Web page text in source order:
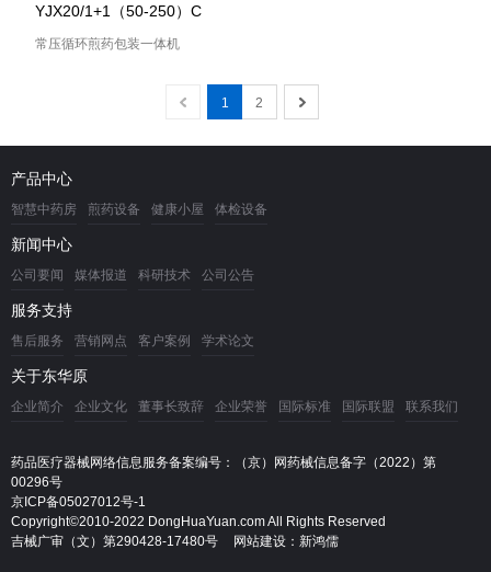
YJX20/1+1（50-250）C
常压循环煎药包装一体机
1 2
产品中心
智慧中药房 煎药设备 健康小屋 体检设备
新闻中心
公司要闻 媒体报道 科研技术 公司公告
服务支持
售后服务 营销网点 客户案例 学术论文
关于东华原
企业简介 企业文化 董事长致辞 企业荣誉 国际标准 国际联盟 联系我们
药品医疗器械网络信息服务备案编号：（京）网药械信息备字（2022）第
00296号
京ICP备05027012号-1
Copyright©2010-2022 DongHuaYuan.com All Rights Reserved
吉械广审（文）第290428-17480号
网站建设：新鸿儒